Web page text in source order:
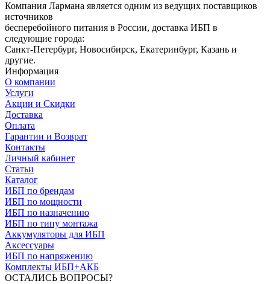
Компания Лармана является одним из ведущих поставщиков
источников
бесперебойного питания в России, доставка ИБП в
следующие города:
Санкт-Петербург, Новосибирск, Екатеринбург, Казань и
другие.
Информация
О компании
Услуги
Акции и Скидки
Доставка
Оплата
Гарантии и Возврат
Контакты
Личный кабинет
Статьи
Каталог
ИБП по брендам
ИБП по мощности
ИБП по назначению
ИБП по типу монтажа
Аккумуляторы для ИБП
Аксессуары
ИБП по напряжению
Комплекты ИБП+АКБ
ОСТАЛИСЬ ВОПРОСЫ?